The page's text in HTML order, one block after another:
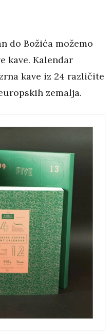
do Božića možemo
kave. Kalendar
kave iz 24 različite
zemalja.